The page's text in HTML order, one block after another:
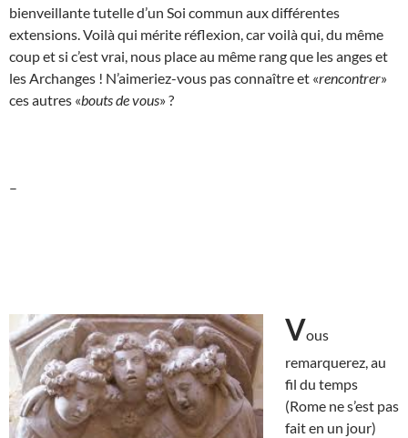
bienveillante tutelle d’un Soi commun aux différentes
extensions. Voilà qui mérite réflexion, car voilà qui, du même
coup et si c’est vrai, nous place au même rang que les anges et
les Archanges ! N’aimeriez-vous pas connaître et «rencontrer»
ces autres «bouts de vous» ?
–
Vous
remarquerez, au
fil du temps
(Rome ne s’est pas
fait en un jour)